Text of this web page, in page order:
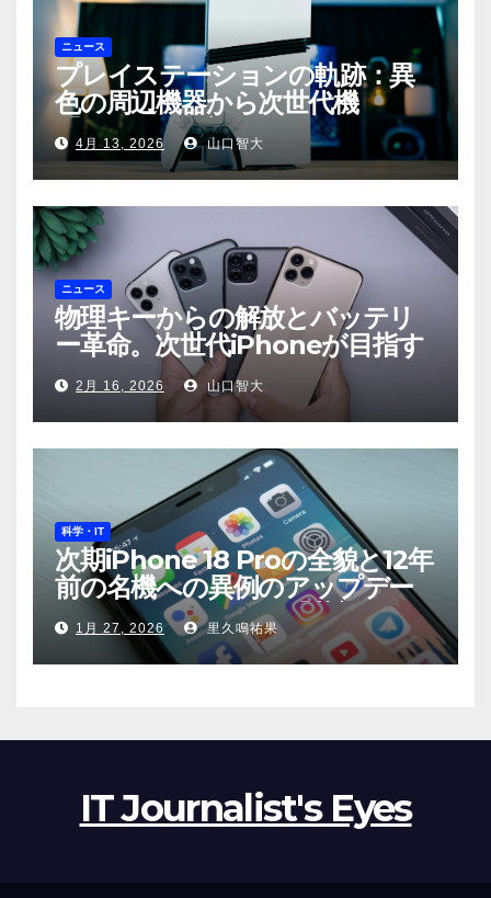
ニュース
プレイステーションの軌跡：異
色の周辺機器から次世代機
「PS6」の展望まで
4月 13, 2026 山口智大
ニュース
物理キーからの解放とバッテリ
ー革命。次世代iPhoneが目指す
もの
2月 16, 2026 山口智大
科学・IT
次期iPhone 18 Proの全貌と12年
前の名機への異例のアップデー
ト——Appleが示す「革新」と
「責任」
1月 27, 2026 里久鳴祐果
IT Journalist's Eyes